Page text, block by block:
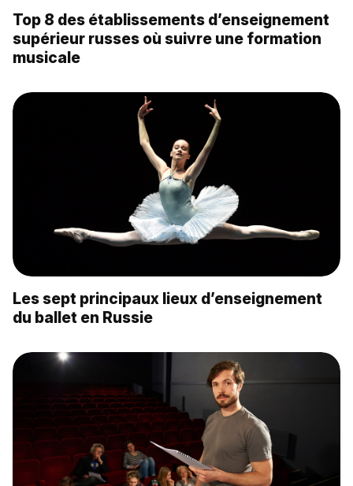
Top 8 des établissements d’enseignement
supérieur russes où suivre une formation
musicale
Les sept principaux lieux d’enseignement
du ballet en Russie